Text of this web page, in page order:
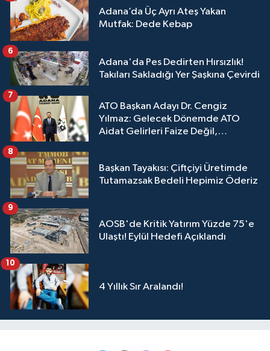
Adana’da Üç Ayrı Ateş Yakan
Mutfak: Dede Kebap
Adana'da Pes Dedirten Hırsızlık!
Takıları Sakladığı Yer Şaşkına Çevirdi
6
ATO Başkan Adayı Dr. Cengiz
Yılmaz: Gelecek Dönemde ATO
Aidat Gelirleri Faize Değil,
7
Başkan Tayakısı: Çiftçiyi Üretimde
Tutamazsak Bedeli Hepimiz Öderiz
8
AOSB'de Kritik Yatırım Yüzde 75'e
Ulaştı! Eylül Hedefi Açıklandı
9
4 Yıllık Sır Aralandı!
10